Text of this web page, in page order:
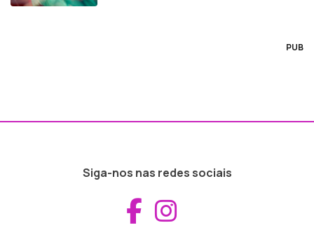
PUB
Siga-nos nas redes sociais
Aceder ao